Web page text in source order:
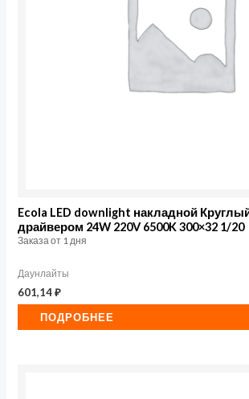
Ecola LED downlight накладной
драйвером 24W 220V 6500K 300×32 1/20
Заказа от 1 дня
Даунлайты
601,14₽
ПОДРОБНЕЕ